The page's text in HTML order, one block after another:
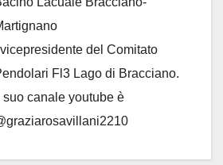
del Comitato
Fl3 Lago di Bracciano.
Il suo canale youtube è